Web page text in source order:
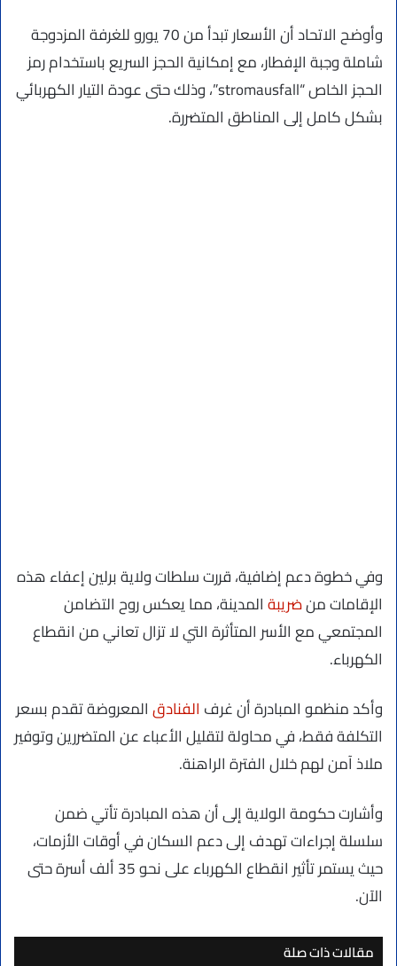
وأوضح الاتحاد أن الأسعار تبدأ من 70 يورو للغرفة المزدوجة
شاملة وجبة الإفطار، مع إمكانية الحجز السريع باستخدام رمز
الحجز الخاص “stromausfall”، وذلك حتى عودة التيار الكهربائي
بشكل كامل إلى المناطق المتضررة.
وفي خطوة دعم إضافية، قررت سلطات ولاية برلين إعفاء هذه
الإقامات منضريبةالمدينة، مما يعكس روح التضامن
المجتمعي مع الأسر المتأثرة التي لا تزال تعاني من انقطاع
الكهرباء.
وأكد منظمو المبادرة أن غرف الفنادقالمعروضة تقدم بسعر
التكلفة فقط، في محاولة لتقليل الأعباء عن المتضررين وتوفير
ملاذ آمن لهم خلال الفترة الراهنة.
وأشارت حكومة الولاية إلى أن هذه المبادرة تأتي ضمن
سلسلة إجراءات تهدف إلى دعم السكان في أوقات الأزمات،
حيث يستمر تأثير انقطاع الكهرباء على نحو 35 ألف أسرة حتى
الآن.
مقالات ذات صلة